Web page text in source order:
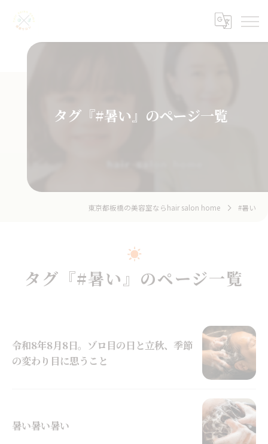
タグ『#暑い』のページ一覧
東京都板橋の美容室ならhair salon home #暑い
タグ『#暑い』のページ一覧
令和8年8月8日。ゾロ目の日と立秋、季節
の変わり目に思うこと
暑い暑い暑い